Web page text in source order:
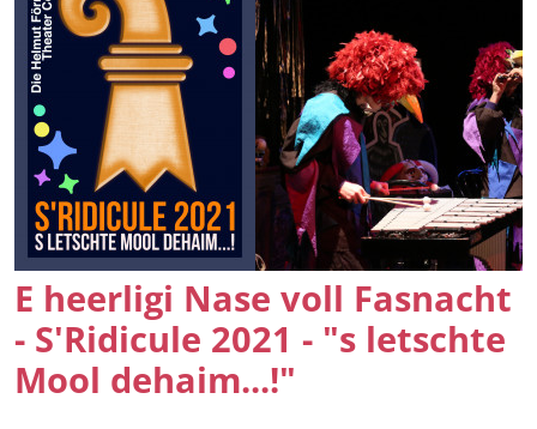
E heerligi Nase voll Fasnacht
- S'Ridicule 2021 - "s letschte
Mool dehaim...!"